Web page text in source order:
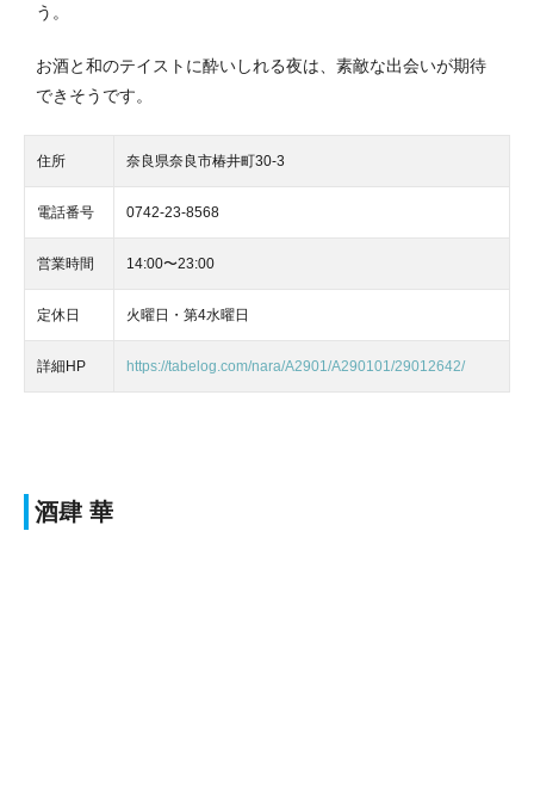
う。
お酒と和のテイストに酔いしれる夜は、素敵な出会いが期待
できそうです。
住所 奈良県奈良市椿井町30-3
電話番号 0742-23-8568
営業時間 14:00〜23:00
定休日 火曜日・第4水曜日
詳細HP https://tabelog.com/nara/A2901/A290101/29012642/
酒肆 華